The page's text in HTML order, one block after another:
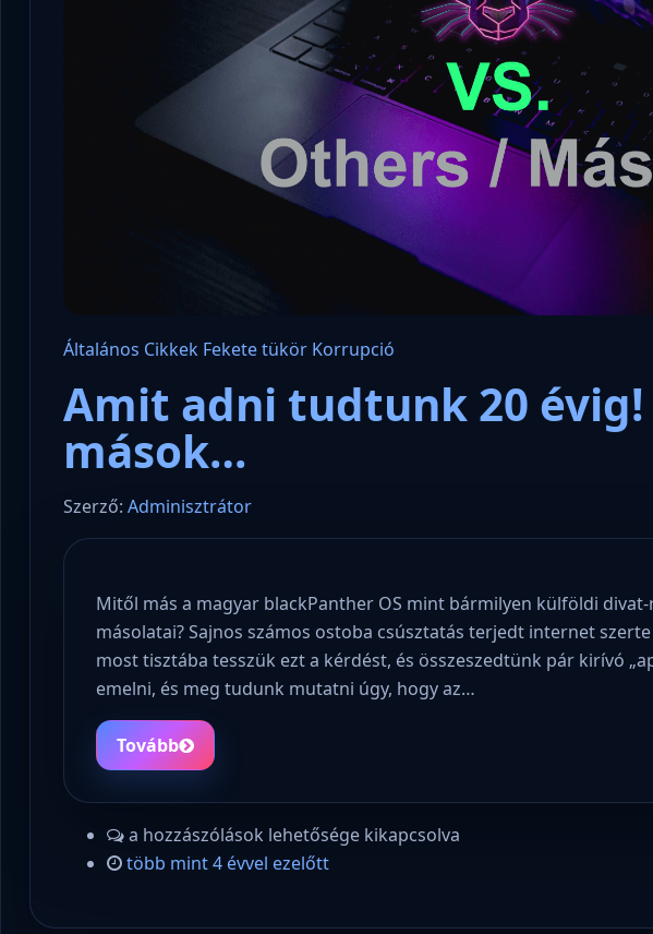
Általános Cikkek Fekete tükör Korrupció
Amit adni tudtunk 20 évig!
mások…
Szerző: Adminisztrátor
Mitől más a magyar blackPanther OS mint bármilyen külföldi divat-
másolatai? Sajnos számos ostoba csúsztatás terjedt internet
most tisztába tesszük ezt a kérdést, és összeszedtünk pár kirívó
emelni, és meg tudunk mutatni úgy, hogy az…
Tovább
a hozzászólások lehetősége kikapcsolva
több mint 4 évvel ezelőtt